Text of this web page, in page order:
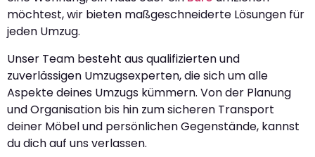
möchtest, wir bieten maßgeschneiderte Lösungen für
jeden Umzug.
Unser Team besteht aus qualifizierten und
zuverlässigen Umzugsexperten, die sich um alle
Aspekte deines Umzugs kümmern. Von der Planung
und Organisation bis hin zum sicheren Transport
deiner Möbel und persönlichen Gegenstände, kannst
du dich auf uns verlassen.